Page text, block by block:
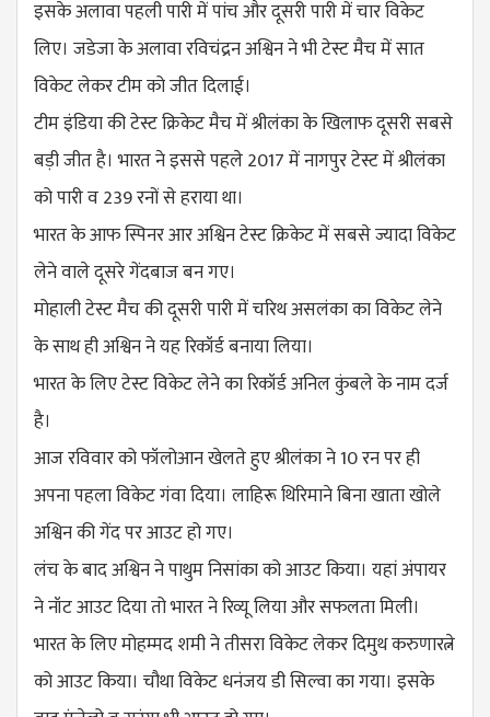
इसके अलावा पहली पारी में पांच और दूसरी पारी में चार विकेट
लिए। जडेजा के अलावा रविचंद्रन अश्विन ने भी टेस्ट मैच में सात
विकेट लेकर टीम को जीत दिलाई।
टीम इंडिया की टेस्ट क्रिकेट मैच में श्रीलंका के खिलाफ दूसरी सबसे
बड़ी जीत है। भारत ने इससे पहले 2017 में नागपुर टेस्ट में श्रीलंका
को पारी व 239 रनों से हराया था।
भारत के आफ स्पिनर आर ​अश्विन टेस्ट क्रिकेट में सबसे ज्यादा विकेट
लेने वाले दूसरे गेंदबाज बन गए।
मोहाली टेस्ट मैच की दूसरी पारी में चरिथ असलंका का विकेट लेने
के साथ ही अश्विन ने यह रिकॉर्ड बनाया लिया।
भारत के लिए टेस्ट विकेट लेने का रिकॉर्ड अनिल कुंबले के नाम दर्ज
है।
आज रविवार को फॉलोआन खेलते हुए श्रीलंका ने 10 रन पर ही
अपना पहला विकेट गंवा दिया। लाहिरू थिरिमाने बिना खाता खोले
अश्विन की गेंद पर आउट हो गए।
लंच के बाद अश्विन ने पाथुम निसांका को आउट किया। यहां अंपायर
ने नॉट आउट दिया तो भारत ने रिव्यू लिया और सफलता मिली।
भारत के लिए मोहम्मद शमी ने तीसरा विकेट लेकर दिमुथ करुणारत्ने
को आउट किया। चौथा विकेट धनंजय डी सिल्वा का गया। इसके